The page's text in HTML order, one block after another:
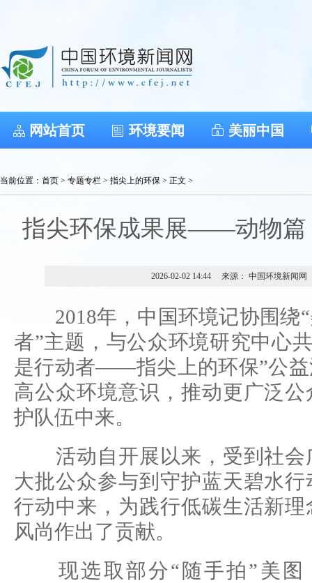
网站首页 环境要闻 美丽中国
当前位置： 首页 > 专题专栏 > 指尖上的环保 > 正文 >
指尖环保成果展——动物篇
2026-02-02 14:44 来源： 中国环境新闻网
2018年，中国环境记协围绕“
者”主题，与公众环境研究中心
是行动者——指尖上的环保”公益
高公众环境意识，推动更广泛
护队伍中来。
活动自开展以来，受到社会
大批公众参与到守护蓝天碧水
行动中来，为践行低碳生活新
风尚作出了贡献。
现选取部分“随手拍”美图